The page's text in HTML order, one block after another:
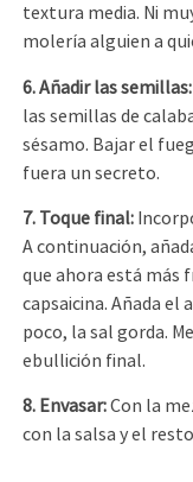
textura media. Ni
molería alguien a
6. Añadir las semillas
las semillas de
sésamo. Bajar el
fuera un secreto.
7. Toque final:
A continuación,
que ahora está más
capsaicina. Añada el
poco, la sal gorda.
ebullición final.
8. Envasar:Con la
con la salsa y el